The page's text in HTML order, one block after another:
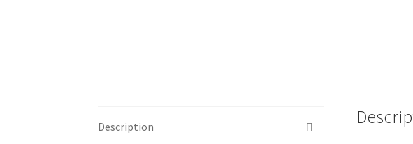
Description